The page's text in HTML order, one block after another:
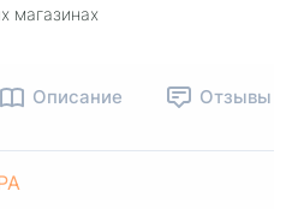
магазинах
Описание Отзывы